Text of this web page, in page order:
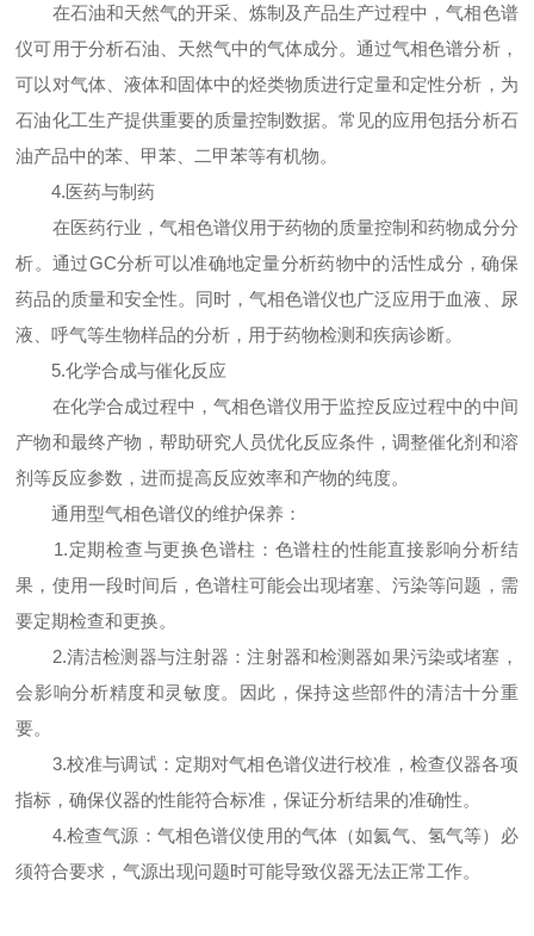
在石油和天然气的开采、炼制及产品生产过程中，气相色谱
仪可用于分析石油、天然气中的气体成分。通过气相色谱分析，
可以对气体、液体和固体中的烃类物质进行定量和定性分析，为
石油化工生产提供重要的质量控制数据。常见的应用包括分析石
油产品中的苯、甲苯、二甲苯等有机物。
4.医药与制药
在医药行业，气相色谱仪用于药物的质量控制和药物成分分
析。通过GC分析可以准确地定量分析药物中的活性成分，确保
药品的质量和安全性。同时，气相色谱仪也广泛应用于血液、尿
液、呼气等生物样品的分析，用于药物检测和疾病诊断。
5.化学合成与催化反应
在化学合成过程中，气相色谱仪用于监控反应过程中的中间
产物和最终产物，帮助研究人员优化反应条件，调整催化剂和溶
剂等反应参数，进而提高反应效率和产物的纯度。
通用型气相色谱仪的维护保养：
1.定期检查与更换色谱柱：色谱柱的性能直接影响分析结
果，使用一段时间后，色谱柱可能会出现堵塞、污染等问题，需
要定期检查和更换。
2.清洁检测器与注射器：注射器和检测器如果污染或堵塞，
会影响分析精度和灵敏度。因此，保持这些部件的清洁十分重
要。
3.校准与调试：定期对气相色谱仪进行校准，检查仪器各项
指标，确保仪器的性能符合标准，保证分析结果的准确性。
4.检查气源：气相色谱仪使用的气体（如氦气、氢气等）必
须符合要求，气源出现问题时可能导致仪器无法正常工作。